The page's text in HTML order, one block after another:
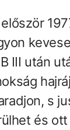
III után
s
és